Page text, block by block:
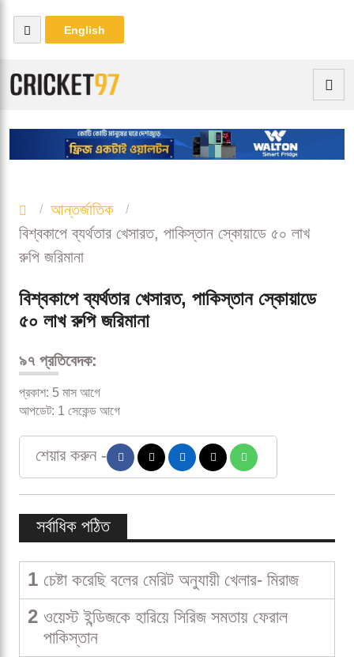
English
আন্তর্জাতিক
বিশ্বকাপে ব্যর্থতার খেসারত, পাকিস্তান স্কোয়াডে ৫০ লাখ
রুপি জরিমানা
বিশ্বকাপে ব্যর্থতার খেসারত, পাকিস্তান স্কোয়াডে
৫০ লাখ রুপি জরিমানা
৯৭ প্রতিবেদক:
প্রকাশ: 5 মাস আগে
আপডেট: 1 সেকেন্ড আগে
শেয়ার করুন -
সর্বাধিক পঠিত
1 চেষ্টা করেছি বলের মেরিট অনুযায়ী খেলার- মিরাজ
2 ওয়েস্ট ইন্ডিজকে হারিয়ে সিরিজ সমতায় ফেরাল
পাকিস্তান